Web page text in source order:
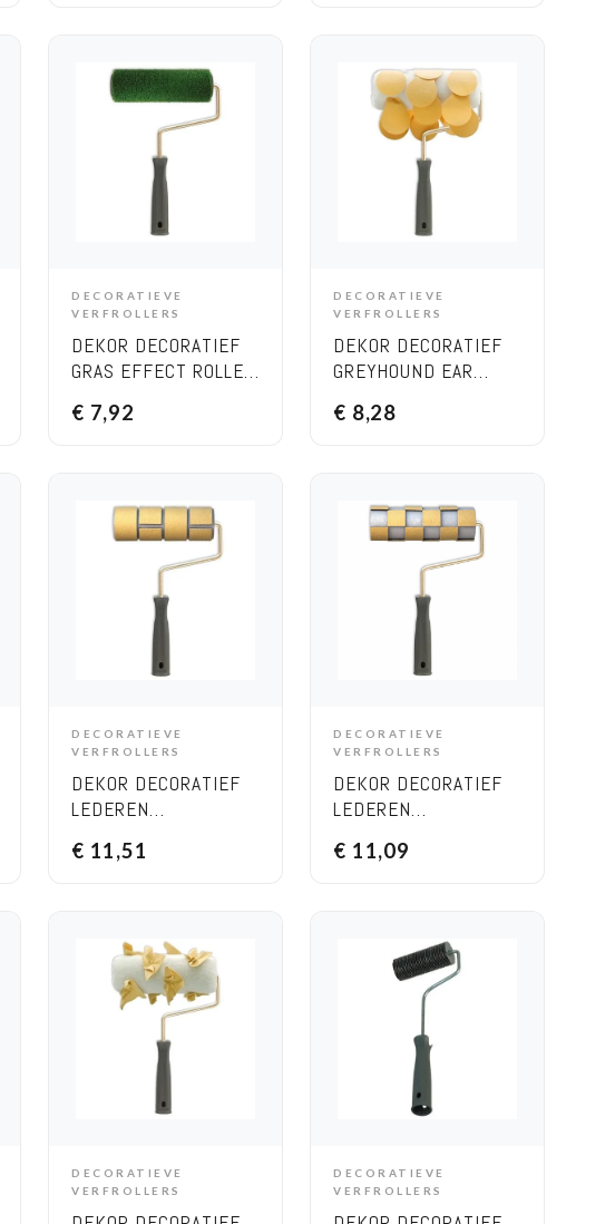
ADD TO CART
DECORATIEVE
VERFROLLERS
DEKOR DECORATIEF
GRAS EFFECT ROLLER
20CM
€ 7,92
ADD TO CART
DECORATIEVE
VERFROLLERS
DEKOR DECORATIEF
GREYHOUND EAR
CM
€ 8,28
ADD TO CART
DECORATIEVE
VERFROLLERS
DEKOR DECORATIEF
LEDEREN
EFFECT ROLLER 20
€ 11,51
ADD TO CART
DECORATIEVE
VERFROLLERS
DEKOR DECORATIEF
LEDEREN
ROLLER 20CM
€ 11,09
ADD TO CART
DECORATIEVE
VERFROLLERS
ADD TO CART
DECORATIEVE
VERFROLLERS